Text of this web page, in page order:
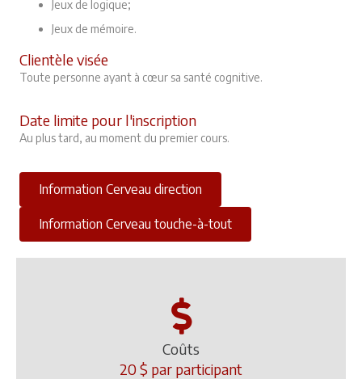
Jeux de logique;
Jeux de mémoire.
Clientèle visée
Toute personne ayant à cœur sa santé cognitive.
Date limite pour l'inscription
Au plus tard, au moment du premier cours.
Information Cerveau direction
Information Cerveau touche-à-tout
Coûts
20 $ par participant